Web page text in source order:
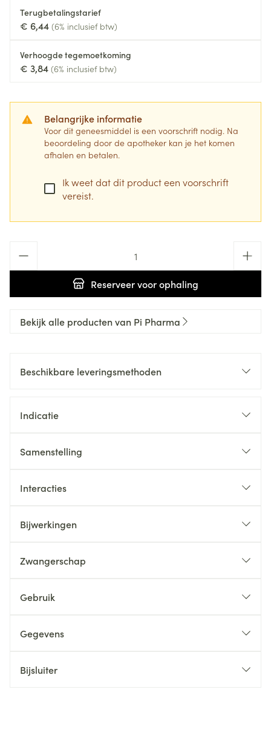
Terugbetalingstarief
€ 6,44 (6% inclusief btw)
Verhoogde tegemoetkoming
€ 3,84 (6% inclusief btw)
Belangrijke informatie
Voor dit geneesmiddel is een voorschrift nodig. Na
beoordeling door de apotheker kan je het komen
afhalen en betalen.
Ik weet dat dit product een voorschrift
vereist.
Reserveervoor ophaling
Bekijk alle producten van Pi Pharma
Beschikbare leveringsmethoden
Indicatie
Samenstelling
Interacties
Bijwerkingen
Zwangerschap
Gebruik
Gegevens
Bijsluiter